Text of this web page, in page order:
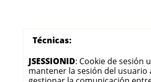
Técnicas:
JSESSIONID: Cookie de sesión
mantener la sesión del usuario